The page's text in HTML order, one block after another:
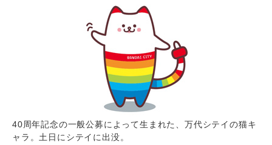
40周年記念の一般公募によって生まれた、万代シテイの猫キ
ャラ。土日にシテイに出没。